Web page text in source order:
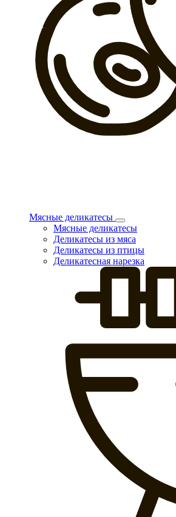
Мясные деликатесы
Мясные деликатесы
Деликатесы из мяса
Деликатесы из птицы
Деликатесная нарезка